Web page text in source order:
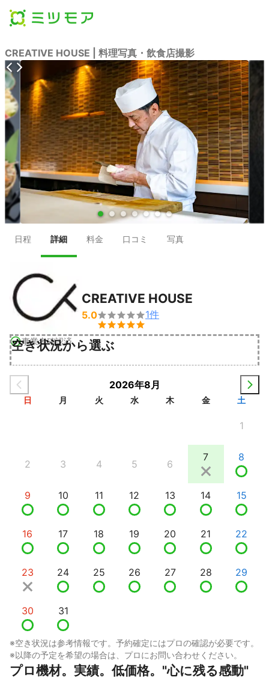
CREATIVE HOUSE | 料理写真・飲食店撮影
● ● ● ● ● ● ●
日程 詳細 料金 口コミ 写真
事業者確認済
CREATIVE HOUSE
5.0

1件
空き状況から選ぶ
2026年8月
日 月 火 水 木 金 土
1
2 3 4 5 6
7 8
9 10 11 12 13 14 15
16 17 18 19 20 21 22
23 24 25 26 27 28 29
30 31
※空き状況は参考情報です。予約確定にはプロの確認が必要です。
※以降の予定を希望の場合は、プロにお問い合わせください。
プロ機材。実績。低価格。"心に残る感動"